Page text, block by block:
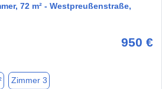
72 m² - Westpreußenstraße,
950 €
Zimmer 3